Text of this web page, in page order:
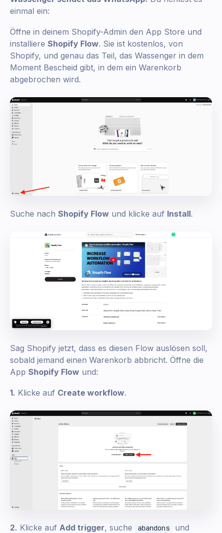
einmal ein:
Öffne in deinem Shopify-Admin den App Store und
installiere Shopify Flow. Sie ist kostenlos, von
Shopify, und genau das Teil, das Wassenger in dem
Moment Bescheid gibt, in dem ein Warenkorb
abgebrochen wird.
Suche nach Shopify Flow und klicke auf Install.
Sag Shopify jetzt, dass es diesen Flow auslösen soll,
sobald jemand einen Warenkorb abbricht. Öffne die
App Shopify Flow und:
1. Klicke auf Create workflow.
2. Klicke auf Add trigger, suche abandons
und